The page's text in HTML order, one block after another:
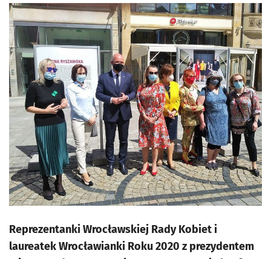
Reprezentanki Wrocławskiej Rady Kobiet i
laureatek Wrocławianki Roku 2020 z prezydentem